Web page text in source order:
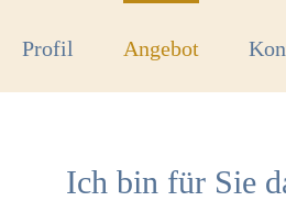
Profil Angebot
Ich bin für Sie